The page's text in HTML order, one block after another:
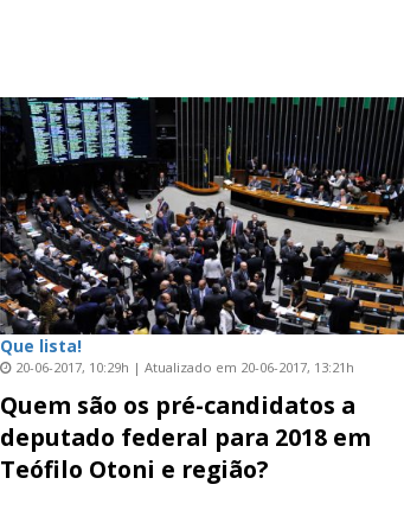
Que lista!
20-06-2017, 10:29h | Atualizado em 20-06-2017, 13:21h
Quem são os pré-candidatos a
deputado federal para 2018 em
Teófilo Otoni e região?